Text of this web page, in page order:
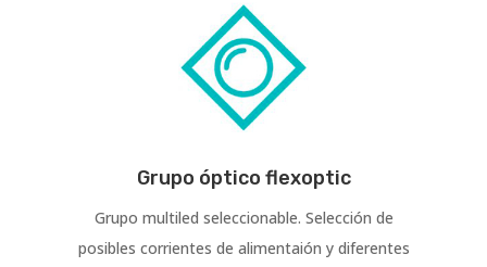
Grupo óptico flexoptic
Grupo multiled seleccionable. Selección de
posibles corrientes de alimentaión y diferentes